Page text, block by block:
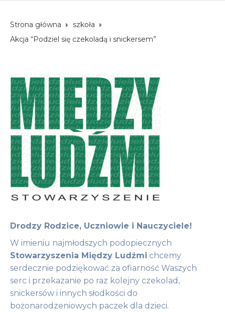
Strona główna
szkoła
Akcja “Podziel się czekoladą i snickersem”
Drodzy Rodzice, Uczniowie i Nauczyciele!
W imieniu najmłodszych podopiecznych
Stowarzyszenia Między Ludźmi chcemy
serdecznie podziękować za ofiarność Waszych
serc i przekazanie po raz kolejny czekolad,
snickersów i innych słodkości do
bożonarodzeniowych paczek dla dzieci.